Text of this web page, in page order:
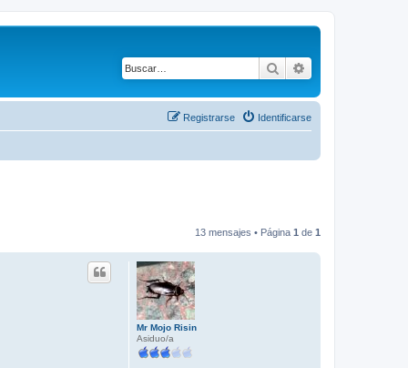
Buscar
Identificarse
Registrarse
13 mensajes • Página 1 de 1
Mr Mojo Risin
Asiduo/a